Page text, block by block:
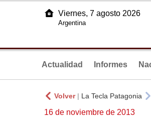
Viernes, 7 agosto 2026
Argentina
Actualidad Informes
Volver| La Tecla Patagonia
16 de noviembre de 2013